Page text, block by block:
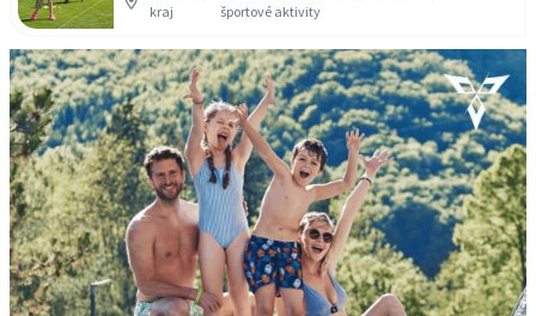
kraj
športové aktivity